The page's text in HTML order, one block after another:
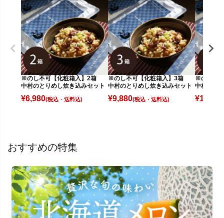
※のし不可【化粧箱入】2箱
中村のとりめし炊き込みセット
¥6,980(税込)
※のし不可【化粧箱入】3箱
中村のとりめし炊き込みセット
¥9,880(税込)
※のし不
中村のと
¥12,880
おすすめの特集